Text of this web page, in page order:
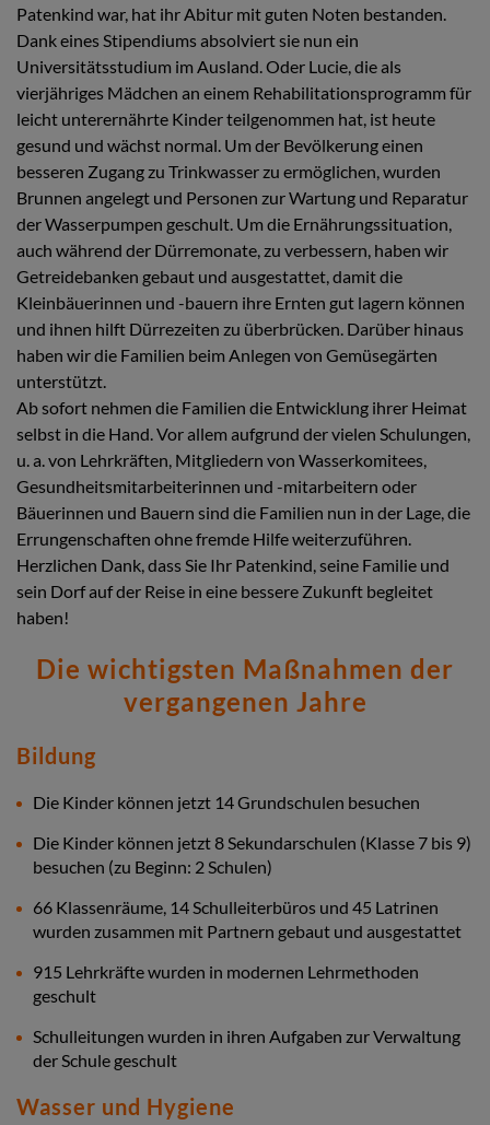
Patenkind war, hat ihr Abitur mit guten Noten bestanden.
Dank eines Stipendiums absolviert sie nun ein
Universitätsstudium im Ausland. Oder Lucie, die als
vierjähriges Mädchen an einem Rehabilitationsprogramm für
leicht unterernährte Kinder teilgenommen hat, ist heute
gesund und wächst normal. Um der Bevölkerung einen
besseren Zugang zu Trinkwasser zu ermöglichen, wurden
Brunnen angelegt und Personen zur Wartung und Reparatur
der Wasserpumpen geschult. Um die Ernährungssituation,
auch während der Dürremonate, zu verbessern, haben wir
Getreidebanken gebaut und ausgestattet, damit die
Kleinbäuerinnen und -bauern ihre Ernten gut lagern können
und ihnen hilft Dürrezeiten zu überbrücken. Darüber hinaus
haben wir die Familien beim Anlegen von Gemüsegärten
unterstützt.
Ab sofort nehmen die Familien die Entwicklung ihrer Heimat
selbst in die Hand. Vor allem aufgrund der vielen Schulungen,
u. a. von Lehrkräften, Mitgliedern von Wasserkomitees,
Gesundheitsmitarbeiterinnen und -mitarbeitern oder
Bäuerinnen und Bauern sind die Familien nun in der Lage, die
Errungenschaften ohne fremde Hilfe weiterzuführen.
Herzlichen Dank, dass Sie Ihr Patenkind, seine Familie und
sein Dorf auf der Reise in eine bessere Zukunft begleitet
haben!
Die wichtigsten Maßnahmen der
vergangenen Jahre
Bildung
Die Kinder können jetzt 14 Grundschulen besuchen
Die Kinder können jetzt 8 Sekundarschulen (Klasse 7 bis 9)
besuchen (zu Beginn: 2 Schulen)
66 Klassenräume, 14 Schulleiterbüros und 45 Latrinen
wurden zusammen mit Partnern gebaut und ausgestattet
915 Lehrkräfte wurden in modernen Lehrmethoden
geschult
Schulleitungen wurden in ihren Aufgaben zur Verwaltung
der Schule geschult
Wasser und Hygiene